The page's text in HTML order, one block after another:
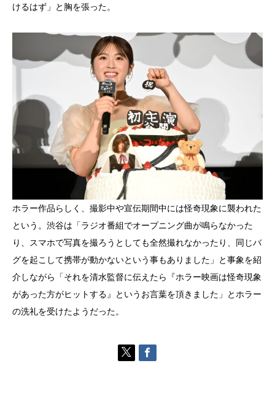
けるはず」と胸を張った。
ホラー作品らしく、撮影中や宣伝期間中には怪奇現象に襲われた
という。渋谷は「ラジオ番組でオープニング曲が鳴らなかった
り、スマホで写真を撮ろうとしても全然撮れなかったり、同じバ
グを起こして携帯が動かないという事もありました」と事象を紹
介しながら「それを清水監督に伝えたら『ホラー映画は怪奇現象
があった方がヒットする』というお言葉を頂きました」とホラー
の洗礼を受けたようだった。